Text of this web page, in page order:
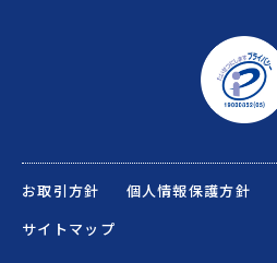
お取引方針 個人情報保護方針
サイトマップ